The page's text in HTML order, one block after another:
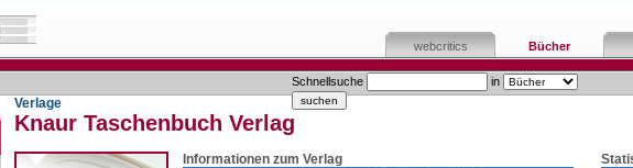
webcritics Bücher
Schnellsuche in
Verlage
Knaur Taschenbuch Verlag
Informationen zum Verlag